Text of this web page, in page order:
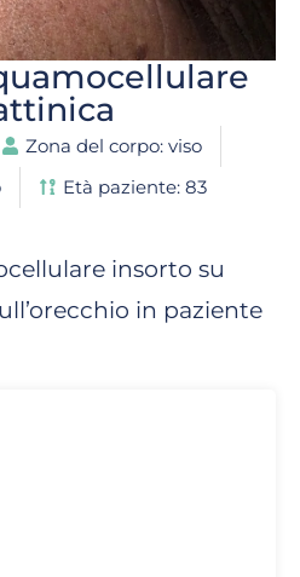
Zona del corpo: viso
Età paziente: 83
insorto su
in paziente